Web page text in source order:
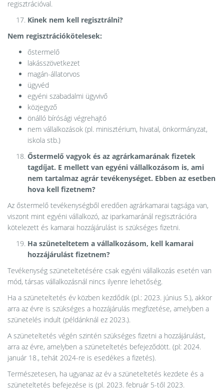
regisztrációval.
Kinek nem kell regisztrálni?
Nem regisztrációkötelesek:
őstermelő
lakásszövetkezet
magán-állatorvos
ügyvéd
egyéni szabadalmi ügyvivő
közjegyző
önálló bírósági végrehajtó
nem vállalkozások (pl. minisztérium, hivatal, önkormányzat,
iskola stb.)
Őstermelő vagyok és az agrárkamarának fizetek
tagdíjat. E mellett van egyéni vállalkozásom is, ami
nem tartalmaz agrár tevékenységet. Ebben az esetben
hova kell fizetnem?
Az őstermelő tevékenységből eredően agrárkamarai tagsága van,
viszont mint egyéni vállalkozó, az iparkamaránál regisztrációra
kötelezett és kamarai hozzájárulást is szükséges fizetni.
Ha szüneteltetem a vállalkozásom, kell kamarai
hozzájárulást fizetnem?
Tevékenység szüneteltetésére csak egyéni vállalkozás esetén van
mód, társas vállalkozásnál nincs ilyenre lehetőség.
Ha a szüneteltetés év közben kezdődik (pl.: 2023. június 5.), akkor
arra az évre is szükséges a hozzájárulás megfizetése, amelyben a
szünetelés indult (példánknál ez 2023.).
A szüneteltetés végén szintén szükséges fizetni a hozzájárulást,
arra az évre, amelyben a szüneteltetés befejeződött. (pl: 2024.
január 18., tehát 2024-re is esedékes a fizetés).
Természetesen, ha ugyanaz az év a szüneteltetés kezdete és a
szüneteltetés befejezése is (pl. 2023. február 5-től 2023.